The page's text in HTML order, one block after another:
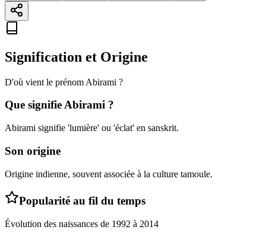
Signification et Origine
D'où vient le prénom Abirami ?
Que signifieAbirami ?
Abirami signifie 'lumière' ou 'éclat' en sanskrit.
Son origine
Origine indienne, souvent associée à la culture tamoule.
Popularité au fil du temps
Évolution des naissances de 1992 à 2014